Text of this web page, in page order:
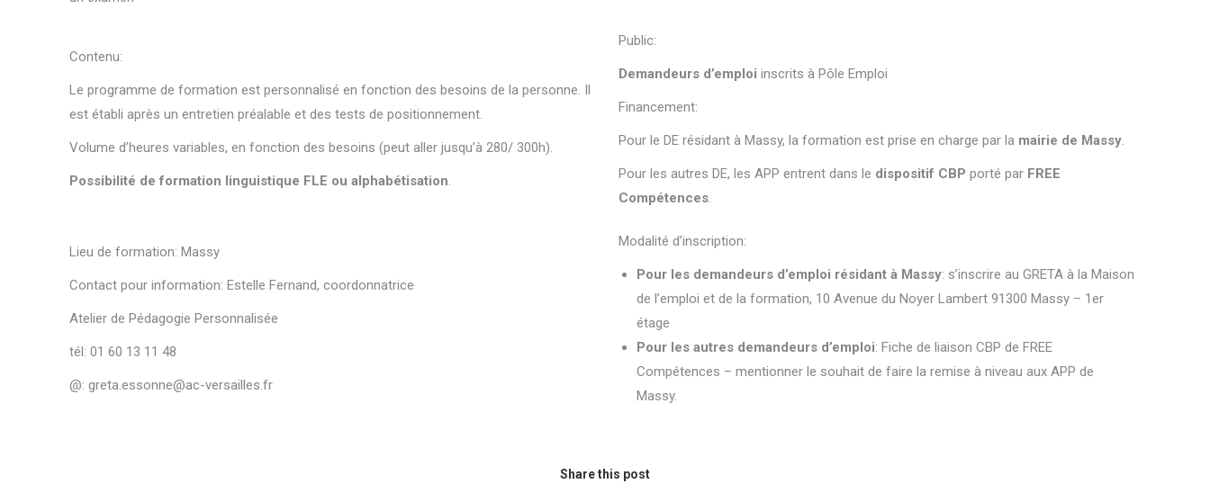
Contenu:
Le programme de formation est personnalisé en fonction des besoins de la personne. Il
est établi après un entretien préalable et des tests de positionnement.
Volume d’heures variables, en fonction des besoins (peut aller jusqu’à 280/ 300h).
Possibilité de formation linguistique FLE ou alphabétisation.
Public:
Demandeurs d’emploi inscrits à Pôle Emploi
Financement:
Pour le DE résidant à Massy, la formation est prise en charge par la mairie de Massy.
Pour les autres DE, les APP entrent dans le dispositif CBP porté par FREE
Compétences.
Lieu de formation: Massy
Contact pour information: Estelle Fernand, coordonnatrice
Atelier de Pédagogie Personnalisée
tél: 01 60 13 11 48
@: greta.essonne@ac-versailles.fr
Modalité d’inscription:
Pour les demandeurs d’emploi résidant à Massy: s’inscrire au GRETA à la Maison
de l’emploi et de la formation, 10 Avenue du Noyer Lambert 91300 Massy – 1er
étage
Pour les autres demandeurs d’emploi: Fiche de liaison CBP de FREE
Compétences – mentionner le souhait de faire la remise à niveau aux APP de
Massy.
Share this post